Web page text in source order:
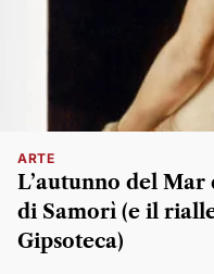
ARTE
L’autunno del Mar
di Samorì (e il
Gipsoteca)